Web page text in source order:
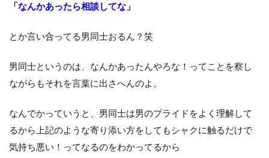
「なんかあったら相談してな」
とか言い合ってる男同士おるん？笑
男同士というのは、なんかあったんやろな！ってことを察し
ながらもそれを言葉に出さへんのよ。
なんでかっていうと、男同士は男のプライドをよく理解して
るから上記のような寄り添い方をしてもシャクに触るだけで
気持ち悪い！ってなるのをわかってるから